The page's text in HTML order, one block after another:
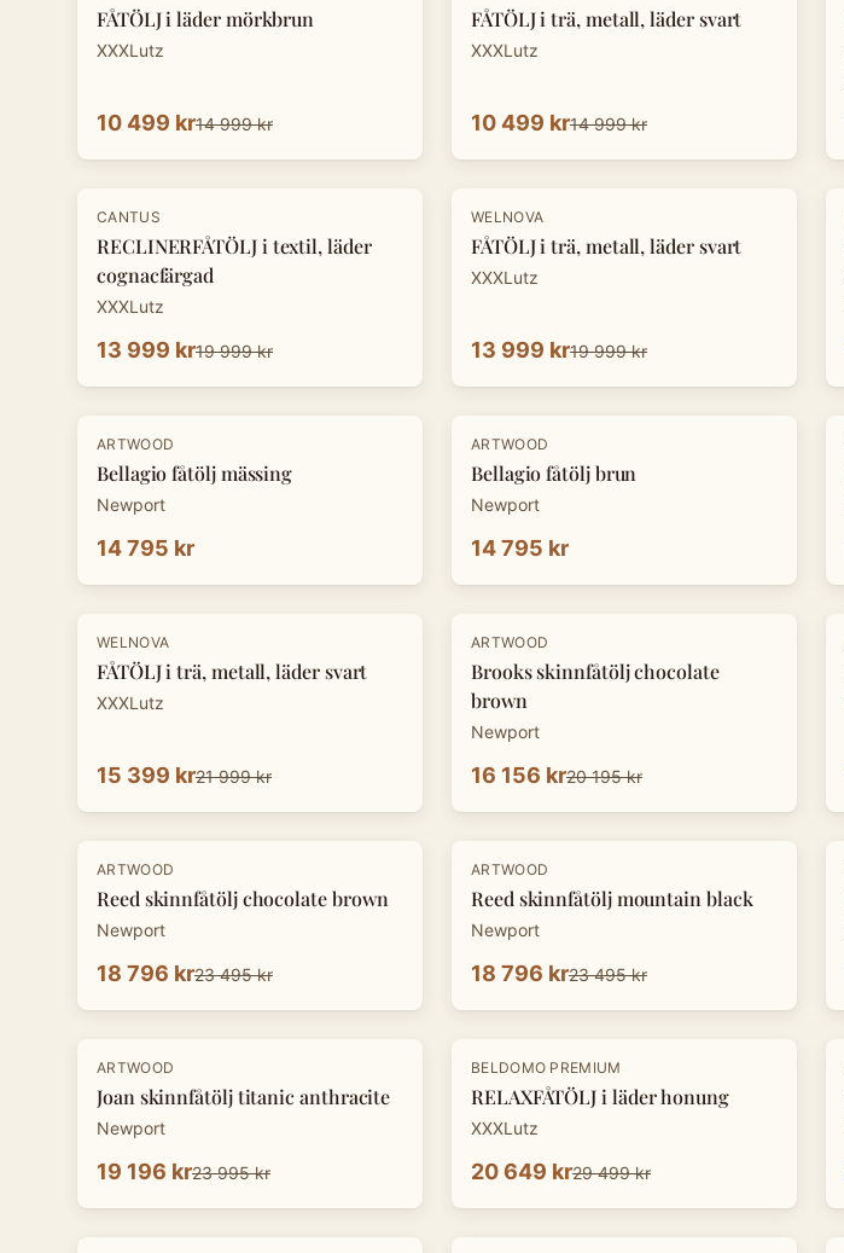
FÅTÖLJ i läder mörkbrun
XXXLutz
10 499 kr14 999 kr
FÅTÖLJ i trä, metall, läder svart
XXXLutz
10 499 kr14 999 kr
-30%
CANTUS
RECLINERFÅTÖLJ i textil, läder
cognacfärgad
XXXLutz
13 999 kr19 999 kr
-30 %
WELNOVA
FÅTÖLJ i trä, metall, läder svart
XXXLutz
13 999 kr19 999 kr
ARTWOOD
Bellagio fåtölj mässing
Newport
14 795 kr
ARTWOOD
Bellagio fåtölj brun
Newport
14 795 kr
-30 %
WELNOVA
FÅTÖLJ i trä, metall, läder svart
XXXLutz
15 399 kr21 999 kr
-20%
ARTWOOD
Brooks skinnfåtölj chocolate
brown
Newport
16 156 kr20 195 kr
-20%
ARTWOOD
Reed skinnfåtölj chocolate brown
Newport
18 796 kr23 495 kr
-20%
ARTWOOD
Reed skinnfåtölj mountain black
Newport
18 796 kr23 495 kr
-20%
ARTWOOD
Joan skinnfåtölj titanic anthracite
Newport
19 196 kr23 995 kr
-30 %
BELDOMO PREMIUM
RELAXFÅTÖLJ i läder honung
XXXLutz
20 649 kr29 499 kr